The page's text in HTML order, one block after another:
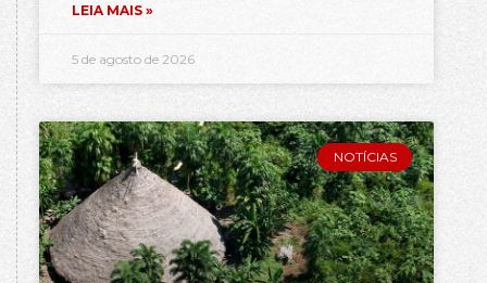
LEIA MAIS »
5 de agosto de 2026
NOTÍCIAS